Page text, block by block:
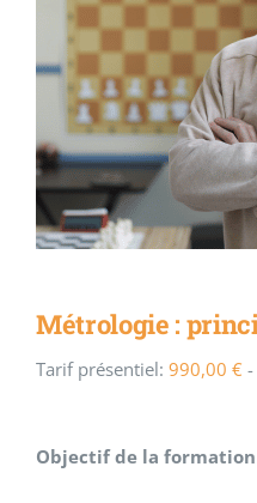
Métrologie :
Tarif présentiel: 990,00 €
Objectif de la formation